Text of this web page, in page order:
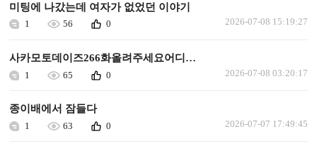
미팅에 나갔는데 여자가 없었던 이야기
1 56 0 2026-07-08 15:19:27
사카모토데이즈266화올려주세요어디에올려져있나요
1 65 0 2026-07-08 03:20:17
종이배에서 잠들다
1 63 0 2026-07-07 17:49:45